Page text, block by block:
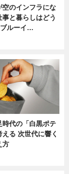
空のインフラにな
と暮らしはどう
ルーイ…
時代の「白黒ポテ
る 次世代に響く
方